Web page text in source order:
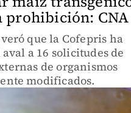
prohibición: CNA
que la Cofepris ha
a 16 solicitudes de
de organismos
modificados.